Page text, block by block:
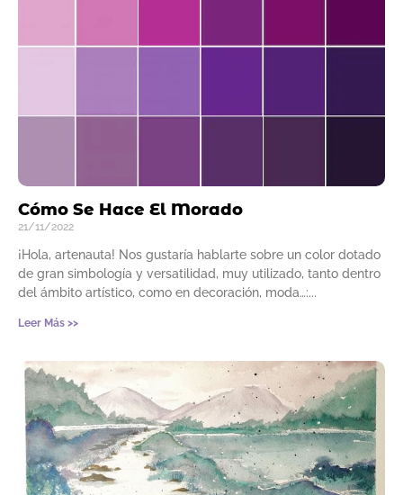
Cómo Se Hace El Morado
21/11/2022
¡Hola, artenauta! Nos gustaría hablarte sobre un color dotado
de gran simbología y versatilidad, muy utilizado, tanto dentro
del ámbito artístico, como en decoración, moda…:
Leer Más >>